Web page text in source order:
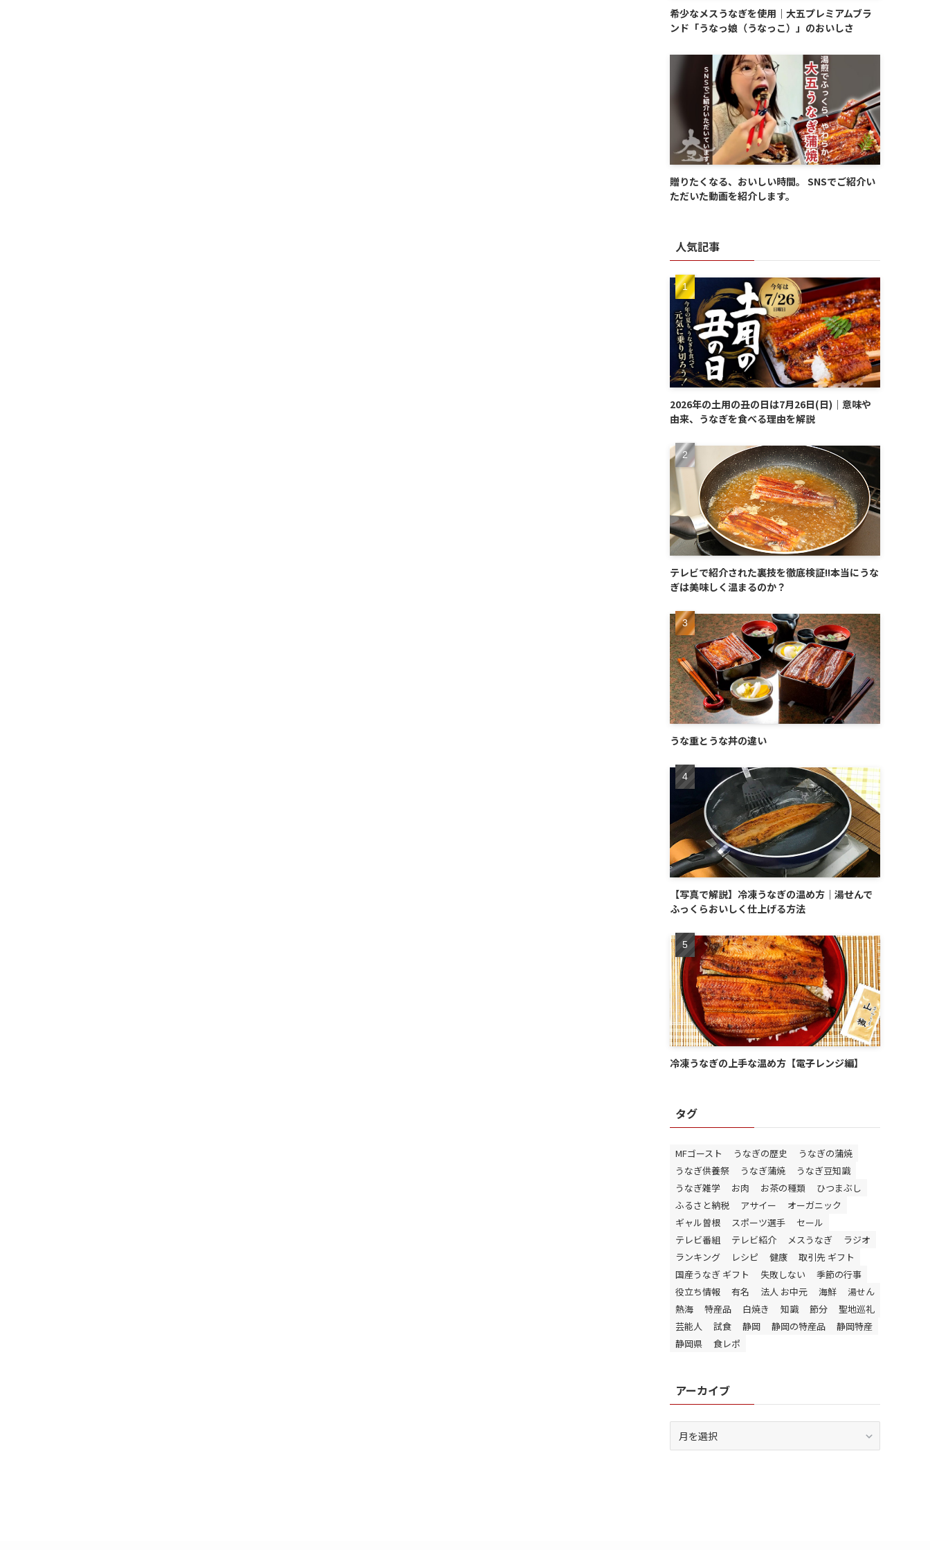
希少なメスうなぎを使用｜大五プレミアムブラ
ンド「うなっ娘（うなっこ）」のおいしさ
贈りたくなる、おいしい時間。 SNSでご紹介い
ただいた動画を紹介します。
人気記事
2026年の土用の丑の日は7月26日(日)｜意味や
由来、うなぎを食べる理由を解説
テレビで紹介された裏技を徹底検証!!本当にうな
ぎは美味しく温まるのか？
うな重とうな丼の違い
【写真で解説】冷凍うなぎの温め方｜湯せんで
ふっくらおいしく仕上げる方法
冷凍うなぎの上手な温め方【電子レンジ編】
タグ
MFゴースト うなぎの歴史
うなぎの蒲焼
うなぎ供養祭
うなぎ蒲焼
うなぎ豆知識
うなぎ雑学
お肉 お茶の種類
ひつまぶし
ふるさと納税
アサイー
オーガニック
ギャル曽根
スポーツ選手
セール
テレビ番組
テレビ紹介 メスうなぎ
ラジオ
ランキング
レシピ 健康
取引先 ギフト
国産うなぎ ギフト
失敗しない
季節の行事
役立ち情報
有名 法人 お中元 海鮮
湯せん
熱海
特産品 白焼き 知識 節分
聖地巡礼
芸能人
試食 静岡 静岡の特産品
静岡特産
静岡県
食レポ
アーカイブ